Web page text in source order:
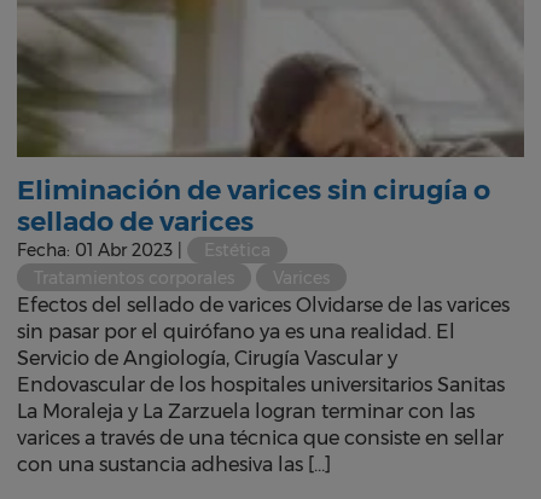
Eliminación de varices sin cirugía o
sellado de varices
Fecha: 01 Abr 2023 |
Estética
Tratamientos corporales
Varices
Efectos del sellado de varices Olvidarse de las varices
sin pasar por el quirófano ya es una realidad. El
Servicio de Angiología, Cirugía Vascular y
Endovascular de los hospitales universitarios Sanitas
La Moraleja y La Zarzuela logran terminar con las
varices a través de una técnica que consiste en sellar
con una sustancia adhesiva las […]